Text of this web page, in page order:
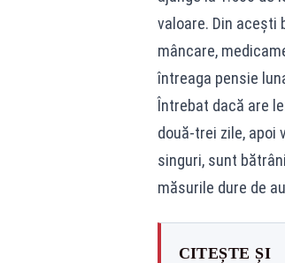
valoare. Din acești
mâncare,
întreaga pensie
Întrebat dacă are
două-trei zile, apoi
singuri, sunt
măsurile dure de
CITEȘTE ȘI